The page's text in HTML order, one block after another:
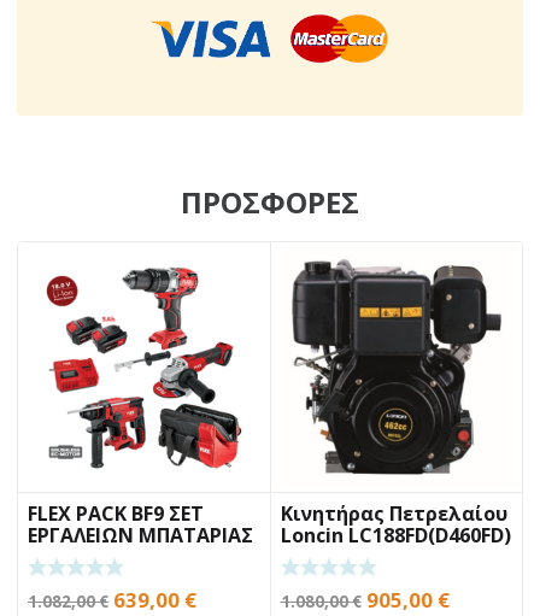
ΠΡΟΣΦΟΡΕΣ
FLEX PACK BF9 ΣΕΤ
ΕΡΓΑΛΕΙΩΝ ΜΠΑΤΑΡΙΑΣ
1.082,00€ Original
639,00 €Η
Κινητήρας Πετρελαίου
Loncin LC188FD(D460FD)
10.2Hp
1.080,00€ Original
905,00 €Η